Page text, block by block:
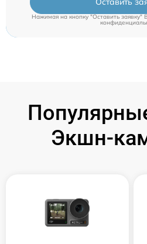
Нажимая на кнопку "Оставить заявку"
Экшн-